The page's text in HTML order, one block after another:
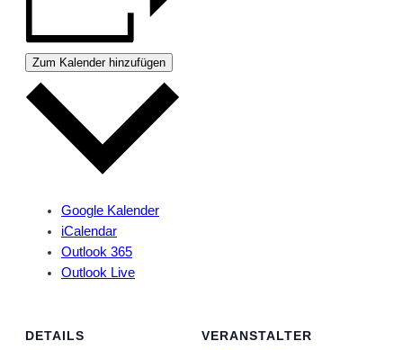
Zum Kalender hinzufügen
Google Kalender
iCalendar
Outlook 365
Outlook Live
DETAILS VERANSTALTER